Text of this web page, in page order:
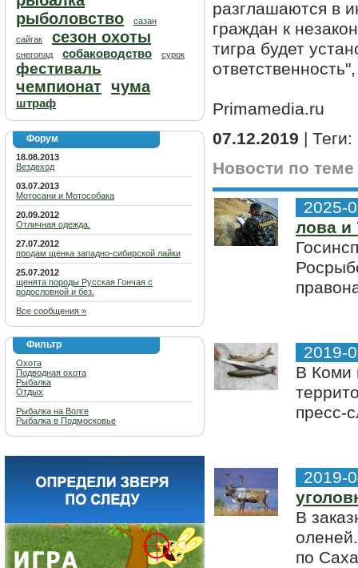
рыболовство
сазан
сайгак
сезон охоты
снегопад собаководство сурок
фестиваль
чемпионат чума
штраф
Форум
18.08.2013
Вездеход
03.07.2013
Мотосани и Мотособака
20.09.2012
Отличная одежда.
27.07.2012
продам щенка западно-сибирской лайки
25.07.2012
щенята породы Русская Гончая с
родословной и без.
Все сообщения »
Фильтр
Охота
Подводная охота
Рыбалка
Отдых
Рыбалка на Волге
Рыбалка в Подмосковье
разглашаются в
граждан к
тигра будет
Primamedia.ru
07.12.2019 | Теги:
Новости по теме
2025-
лова и
2019-
В Коми
пресс-
2019-
В
по